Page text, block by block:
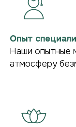
Опыт
Наши опытные
атмосферу
Уютное
идеального